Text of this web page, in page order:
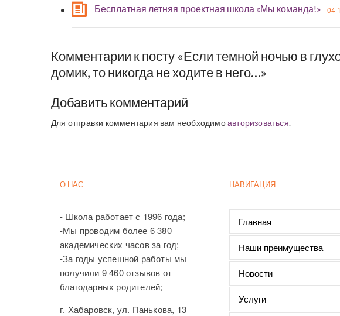
Бесплатная летняя проектная школа «Мы команда!» 04
Комментарии к посту «Если темной ночью в
домик, то никогда не ходите в него…»
Добавить комментарий
Для отправки комментария вам необходимоавторизоваться.
О НАС
- Школа работает с 1996 года;
-Мы проводим более 6 380
академических часов за год;
-За годы успешной работы мы
получили 9 460 отзывов от
благодарных родителей;
г. Хабаровск, ул. Панькова, 13
НАВИГАЦИЯ
Главная
Наши преимущества
Новости
Услуги